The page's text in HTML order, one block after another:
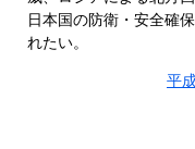
日本国の防衛・安全確
れたい。
平